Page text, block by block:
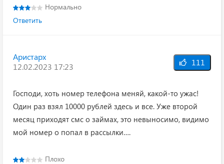
Нормально
Ответить
Аристарх
12.02.2023 17:23
111
Господи, хоть номер телефона меняй, какой-то ужас!
Один раз взял 10000 рублей здесь и все. Уже второй
месяц приходят смс о займах, это невыносимо, видимо
мой номер о попал в рассылки….
Плохо